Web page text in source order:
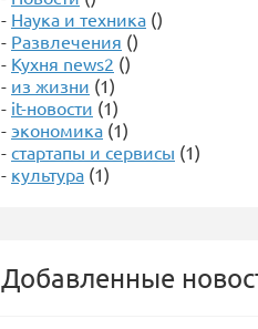
- Наука и техника ()
- Развлечения ()
- Кухня news2 ()
- из жизни (1)
- it-новости (1)
- экономика (1)
- стартапы и сервисы (1)
- культура (1)
Добавленные